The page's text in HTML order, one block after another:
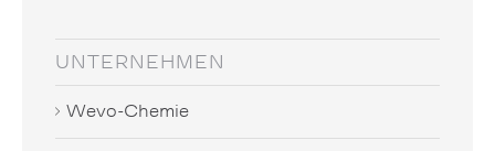
UNTERNEHMEN
Wevo-Chemie